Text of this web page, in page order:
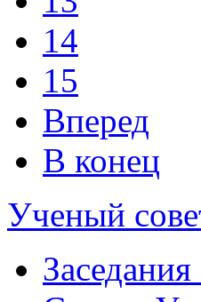
14
15
Вперед
В конец
Ученый